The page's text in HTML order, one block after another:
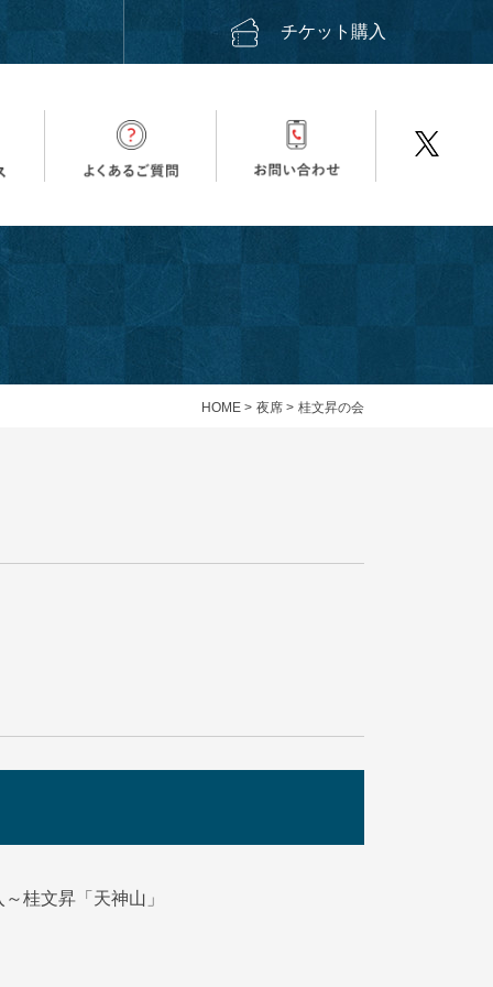
チケット購入
HOME > 夜席 > 桂文昇の会
桂文昇「天神山」